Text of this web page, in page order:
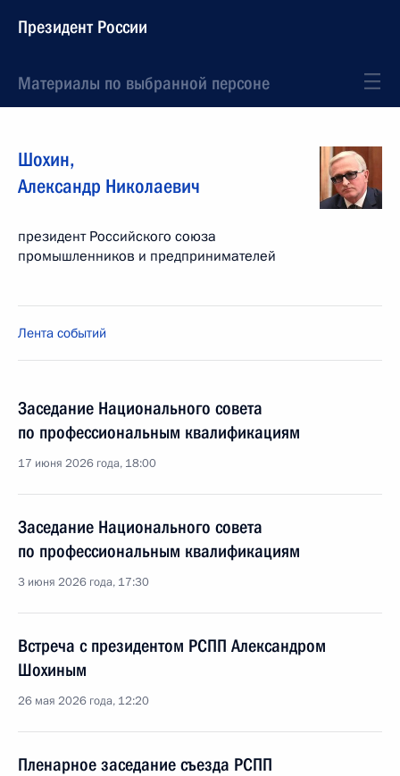
Президент России
Материалы по выбранной персоне
Шохин,
Александр Николаевич
президент Российского союза
промышленников и предпринимателей
Лента событий
Заседание Национального совета
по профессиональным квалификациям
17 июня 2026 года, 18:00
Заседание Национального совета
по профессиональным квалификациям
3 июня 2026 года, 17:30
Встреча с президентом РСПП Александром
Шохиным
26 мая 2026 года, 12:20
Пленарное заседание съезда РСПП